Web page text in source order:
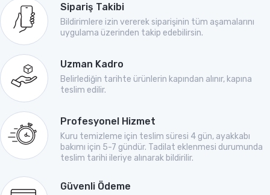
Sipariş Takibi
Bildirimlere izin vererek siparişinin tüm aşamalarını
uygulama üzerinden takip edebilirsin.
Uzman Kadro
Belirlediğin tarihte ürünlerin kapından alınır, kapına
teslim edilir.
Profesyonel Hizmet
Kuru temizleme için teslim süresi 4 gün, ayakkabı
bakımı için 5-7 gündür. Tadilat eklenmesi durumunda
teslim tarihi ileriye alınarak bildirilir.
Güvenli Ödeme